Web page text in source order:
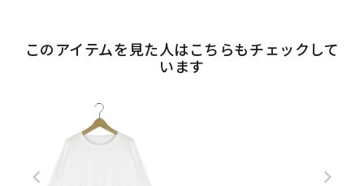
このアイテムを見た人はこちらもチェックして
います